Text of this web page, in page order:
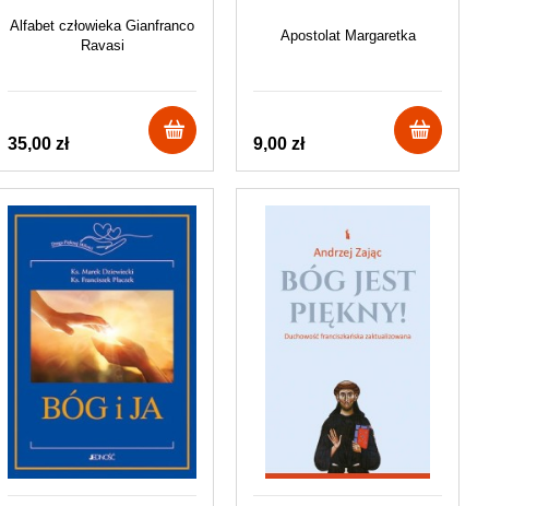
Alfabet człowieka Gianfranco
Ravasi
35,00 zł
Apostolat Margaretka
9,00 zł